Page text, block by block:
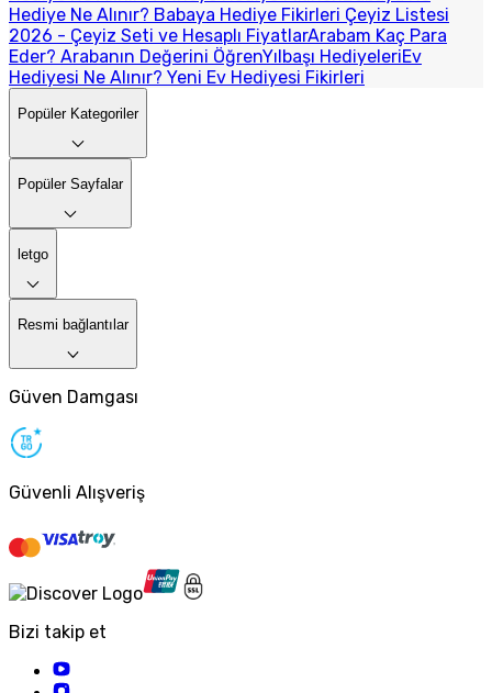
Hediye Ne Alınır? Babaya Hediye Fikirleri Çeyiz Listesi
2026 - Çeyiz Seti ve Hesaplı FiyatlarArabam Kaç Para
Eder? Arabanın Değerini ÖğrenYılbaşı HediyeleriEv
Hediyesi Ne Alınır? Yeni Ev Hediyesi Fikirleri
Popüler Kategoriler
Popüler Sayfalar
letgo
Resmi bağlantılar
Güven Damgası
Güvenli Alışveriş
Bizi takip et